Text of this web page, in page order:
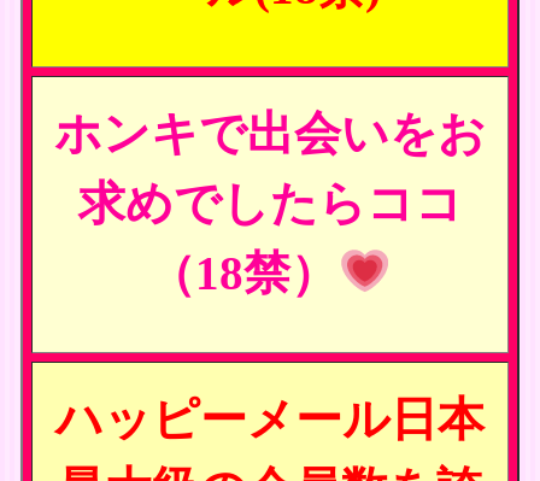
ホンキで出会いをお
求めでしたらココ
（18禁）
ハッピーメール日本